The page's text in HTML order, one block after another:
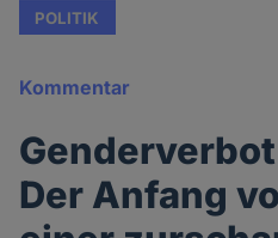
POLITIK
Kommentar
Der Anfang